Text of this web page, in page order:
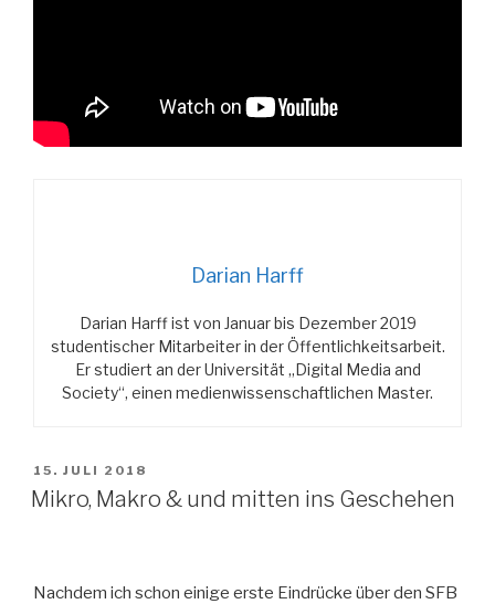
Darian Harff
Darian Harff ist von Januar bis Dezember 2019
studentischer Mitarbeiter in der Öffentlichkeitsarbeit.
Er studiert an der Universität „Digital Media and
Society“, einen medienwissenschaftlichen Master.
VERÖFFENTLICHT
AM
15. JULI 2018
Mikro, Makro & und mitten ins Geschehen
Nachdem ich schon einige erste Eindrücke über den SFB